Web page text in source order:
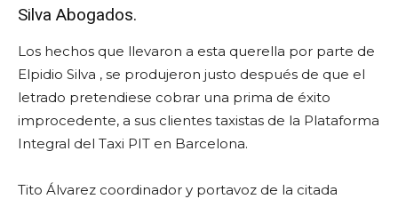
Silva Abogados.
Los hechos que llevaron a esta querella por parte de
Elpidio Silva , se produjeron justo después de que el
letrado pretendiese cobrar una prima de éxito
improcedente, a sus clientes taxistas de la Plataforma
Integral del Taxi PIT en Barcelona.
Tito Álvarez coordinador y portavoz de la citada